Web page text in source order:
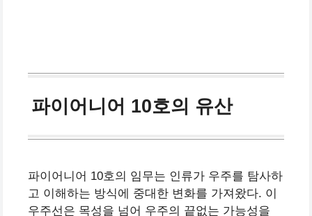
파이어니어 10호의 유산
파이어니어 10호의 임무는 인류가 우주를 탐사하
고 이해하는 방식에 중대한 변화를 가져왔다. 이
우주선은 목성을 넘어 우주의 끝없는 가능성을